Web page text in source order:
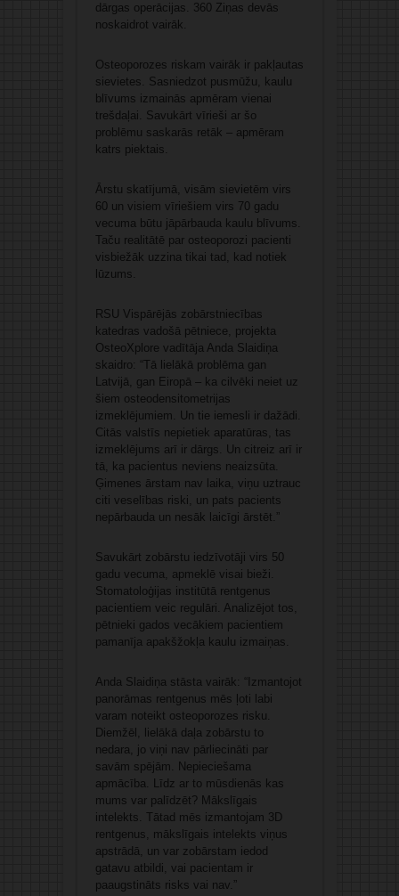
dārgas operācijas. 360 Ziņas devās
noskaidrot vairāk.
Osteoporozes riskam vairāk ir pakļautas
sievietes. Sasniedzot pusmūžu, kaulu
blīvums izmainās apmēram vienai
trešdaļai. Savukārt vīrieši ar šo
problēmu saskarās retāk – apmēram
katrs piektais.
Ārstu skatījumā, visām sievietēm virs
60 un visiem vīriešiem virs 70 gadu
vecuma būtu jāpārbauda kaulu blīvums.
Taču realitātē par osteoporozi pacienti
visbiežāk uzzina tikai tad, kad notiek
lūzums.
RSU Vispārējās zobārstniecības
katedras vadošā pētniece, projekta
OsteoXplore vadītāja Anda Slaidiņa
skaidro: “Tā lielākā problēma gan
Latvijā, gan Eiropā – ka cilvēki neiet uz
šiem osteodensitometrijas
izmeklējumiem. Un tie iemesli ir dažādi.
Citās valstīs nepietiek aparatūras, tas
izmeklējums arī ir dārgs. Un citreiz arī ir
tā, ka pacientus neviens neaizsūta.
Ģimenes ārstam nav laika, viņu uztrauc
citi veselības riski, un pats pacients
nepārbauda un nesāk laicīgi ārstēt.”
Savukārt zobārstu iedzīvotāji virs 50
gadu vecuma, apmeklē visai bieži.
Stomatoloģijas institūtā rentgenus
pacientiem veic regulāri. Analizējot tos,
pētnieki gados vecākiem pacientiem
pamanīja apakšžokļa kaulu izmaiņas.
Anda Slaidiņa stāsta vairāk: “Izmantojot
panorāmas rentgenus mēs ļoti labi
varam noteikt osteoporozes risku.
Diemžēl, lielākā daļa zobārstu to
nedara, jo viņi nav pārliecināti par
savām spējām. Nepieciešama
apmācība. Līdz ar to mūsdienās kas
mums var palīdzēt? Mākslīgais
intelekts. Tātad mēs izmantojam 3D
rentgenus, mākslīgais intelekts viņus
apstrādā, un var zobārstam iedod
gatavu atbildi, vai pacientam ir
paaugstināts risks vai nav.”